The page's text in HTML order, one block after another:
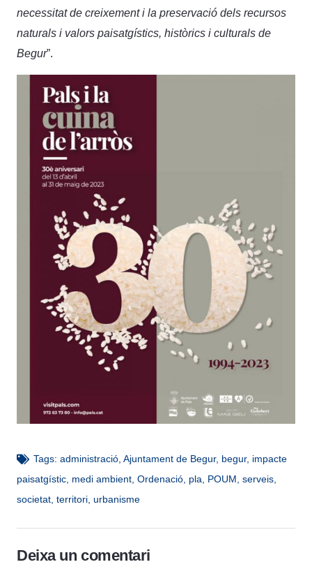
necessitat de creixement i la preservació dels recursos
naturals i valors paisatgístics, històrics i culturals de
Begur”.
Tags: administració, Ajuntament de Begur, begur, impacte
paisatgístic, medi ambient, Ordenació, pla, POUM, serveis,
societat, territori, urbanisme
Deixa un comentari